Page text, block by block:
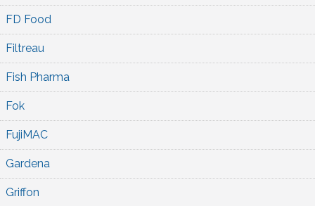
FD Food
Filtreau
Fish Pharma
Fok
FujiMAC
Gardena
Griffon